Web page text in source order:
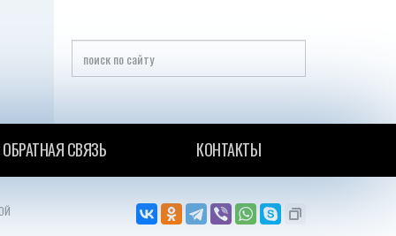
ОБРАТНАЯ СВЯЗЬ КОНТАКТЫ